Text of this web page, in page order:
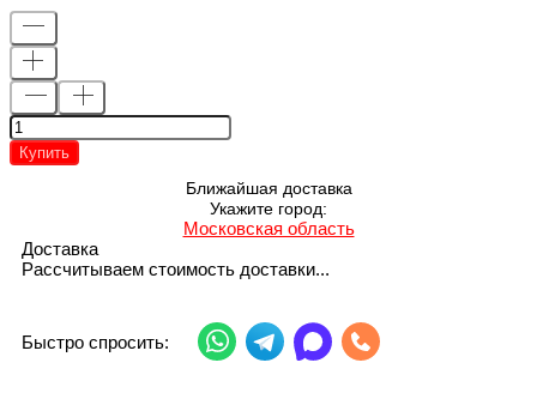
Купить
Ближайшая доставка
Укажите город:
Московская область
Доставка
Рассчитываем стоимость доставки...
Быстро спросить: